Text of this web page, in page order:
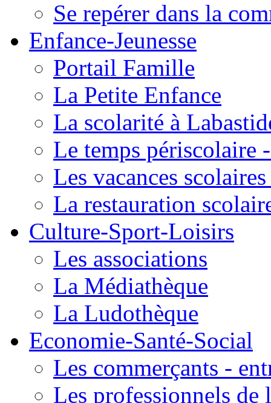
Se repérer dans la
Enfance-Jeunesse
Portail Famille
La Petite Enfance
La scolarité à
Le temps périscolaire
Les vacances
La restauration
Culture-Sport-Loisirs
Les associations
La Médiathèque
La Ludothèque
Economie-Santé-Social
Les commerçants -
Les professionnels de